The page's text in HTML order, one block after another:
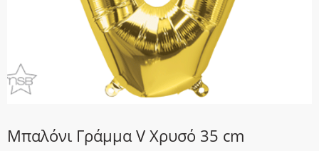
Μπαλόνι Γράμμα V Χρυσό 35 cm